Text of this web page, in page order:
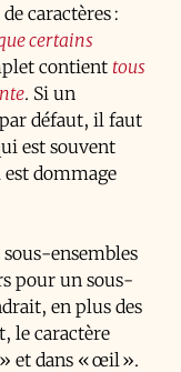
caractères :
certains
contient tous
. Si un
par défaut, il faut
est souvent
est dommage
ensembles
pour un sous-
en plus des
le caractère
et dans « œil ».